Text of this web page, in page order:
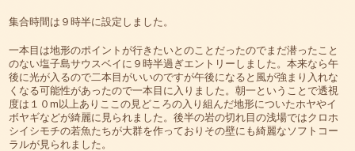
集合時間は９時半に設定しました。
一本目は地形のポイントが行きたいとのことだったのでまだ潜ったこと
のない塩子島サウスベイに９時半過ぎエントリーしました。本来なら午
後に光が入るので二本目がいいのですが午後になると風が強まり入れな
くなる可能性があったので一本目に入りました。朝一ということで透視
度は１０m以上ありここの見どころの入り組んだ地形についたホヤやイ
ボヤギなどが綺麗に見られました。後半の岩の切れ目の浅場ではクロホ
シイシモチの若魚たちが大群を作っておりその壁にも綺麗なソフトコー
ラルが見られました。